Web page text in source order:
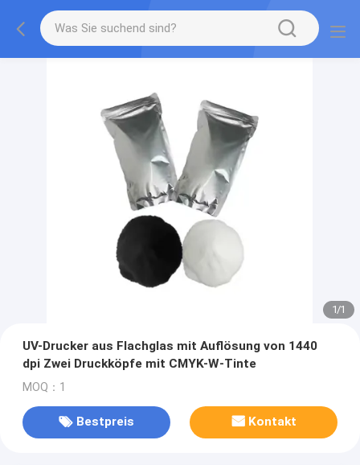
1/1
UV-Drucker aus Flachglas mit Auflösung von 1440
dpi Zwei Druckköpfe mit CMYK-W-Tinte
MOQ：1
Bestpreis Kontakt